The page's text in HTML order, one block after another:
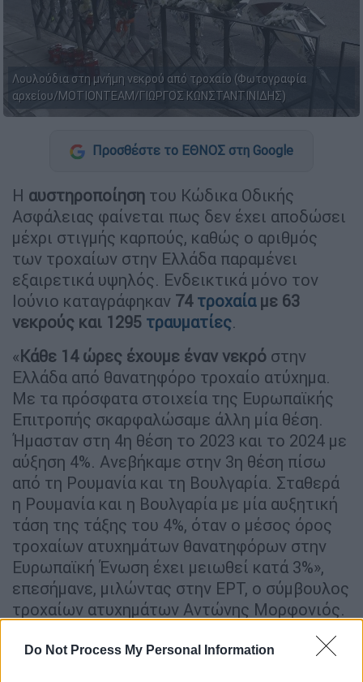
Do Not Process My Personal Information
Λουλούδια στη μνήμη νεκρού από τροχαίο (Φωτογραφία
αρχείου/ΜΟΤΙΟΝΤΕΑΜ/ΓΙΩΡΓΟΣ ΚΩΝΣΤΑΝΤΙΝΙΔΗΣ)
Προσθέστε το ΕΘΝΟΣ στη Google
Η αυστηροποίηση του Κώδικα Οδικής
Ασφάλειας φαίνεται πως δεν έχει αποδώσει
μέχρι στιγμής καρπούς, καθώς ο αριθμός
των τροχαίων στην Ελλάδα παραμένει
εξαιρετικά υψηλός. Ενδεικτικά μόνο τον
Ιούνιο καταγράφηκαν 74τροχαίαμε 63
νεκρούς και 1295 τραυματίες.
«Κάθε 14 ώρες έχουμε έναν νεκρό στην
Ελλάδα από θανατηφόρο τροχαίο ατύχημα.
Με τα πρόσφατα στοιχεία της Ευρωπαϊκής
Επιτροπής σκαρφαλώσαμε άλλη μία θέση.
Ήμασταν στη 4η θέση το 2023 και το 2024 με
αύξηση 4%. Ανεβήκαμε στην 3η θέση πίσω
από τη Ρουμανία και τη Βουλγαρία. Σταθερά
η Ρουμανία και η Βουλγαρία με μία αυξητική
τάση της τάξης του 4%, όταν ο μέσος όρος
τροχαίων ατυχημάτων θανατηφόρων στην
Ευρωπαϊκή Ένωση έχει μειωθεί κατά 3%»,
επεσήμανε, μιλώντας στην ΕΡΤ, ο σύμβουλος
τροχαίων ατυχημάτων Αντώνης Μορφονιός.
ΔΙΑΒΑΣΤΕ ΕΠΙΣΗΣ